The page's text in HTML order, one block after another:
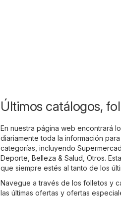
Últimos catálogos,
En nuestra página web encontrará
diariamente toda la información
categorías, incluyendo
Deporte Belleza & Salud Otros.
que siempre estés al tanto de los
Navegue a través de los folletos y
las últimas ofertas y ofertas